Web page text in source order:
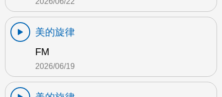
美的旋律
FM
2026/06/19